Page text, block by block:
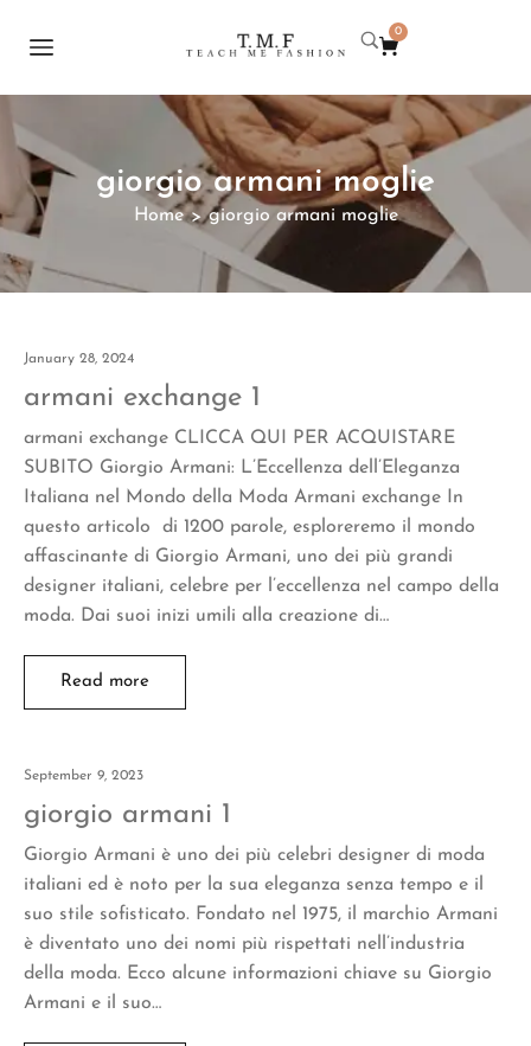
0
giorgio armani moglie
Home > giorgio armani moglie
January 28, 2024
armani exchange 1
armani exchange CLICCA QUI PER ACQUISTARE
SUBITO Giorgio Armani: L’Eccellenza dell’Eleganza
Italiana nel Mondo della Moda Armani exchange In
questo articolo di 1200 parole, esploreremo il mondo
affascinante di Giorgio Armani, uno dei più grandi
designer italiani, celebre per l’eccellenza nel campo della
moda. Dai suoi inizi umili alla creazione di…
Read more
September 9, 2023
giorgio armani 1
Giorgio Armani è uno dei più celebri designer di moda
italiani ed è noto per la sua eleganza senza tempo e il
suo stile sofisticato. Fondato nel 1975, il marchio Armani
è diventato uno dei nomi più rispettati nell’industria
della moda. Ecco alcune informazioni chiave su Giorgio
Armani e il suo…